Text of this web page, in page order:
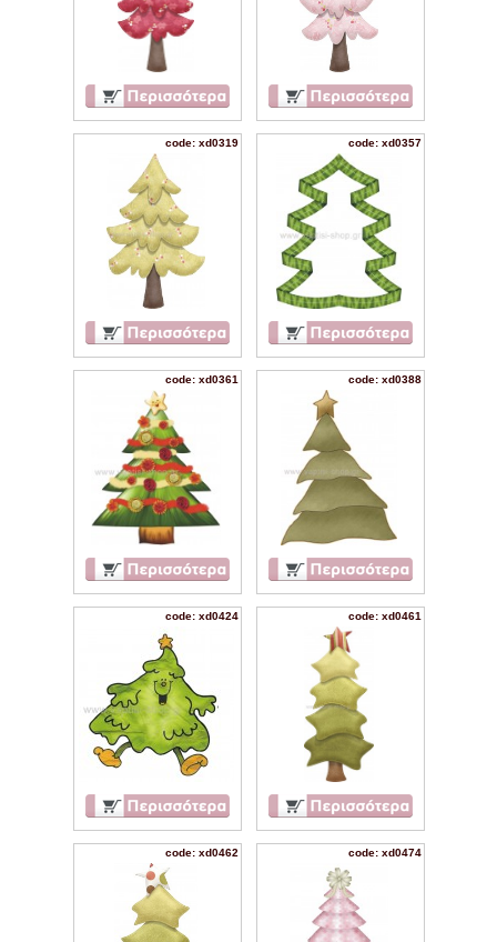
code: xd0319 code: xd0357
code: xd0361 code: xd0388
code: xd0424 code: xd0461
code: xd0462 code: xd0474